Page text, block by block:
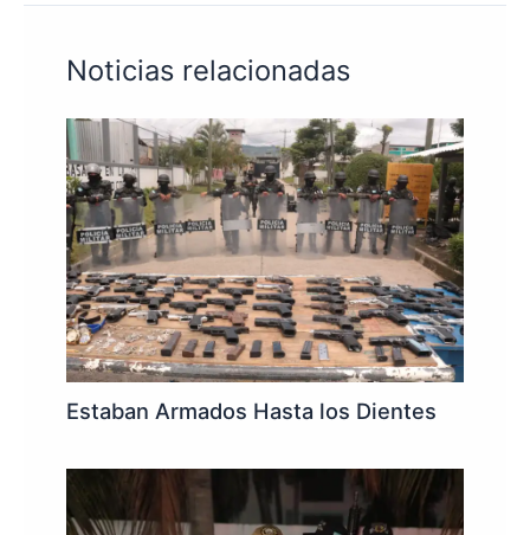
Noticias relacionadas
Estaban Armados Hasta los Dientes